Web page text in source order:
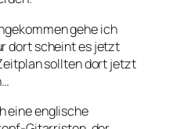
gehe ich
dort scheint es jetzt
sollten dort jetzt
eine englische